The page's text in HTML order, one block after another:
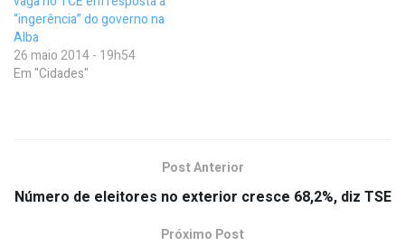
“ingerência” do governo na
Alba
26 maio 2014 - 19h54
Em "Cidades"
Post Anterior
Número de eleitores no exterior cresce 68,2%, diz TSE
Próximo Post